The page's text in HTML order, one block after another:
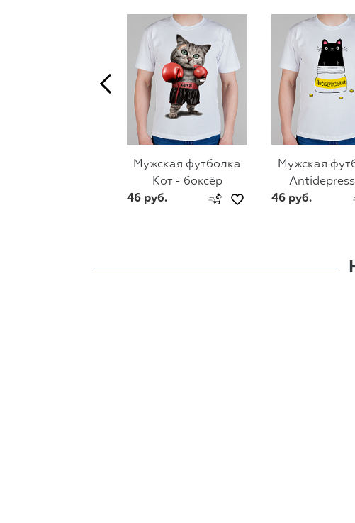
Мужская футболка
Кот - боксёр
46 руб.
Мужская
46 руб.